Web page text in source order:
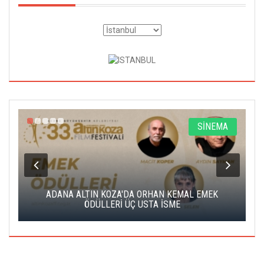
SİNEMA
ADANA ALTIN KOZA'DA ORHAN KEMAL EMEK
ÖDÜLLERİ ÜÇ USTA İSME